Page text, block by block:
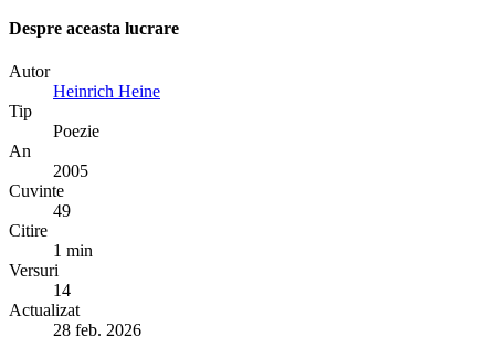
Despre aceasta lucrare
Autor
Heinrich Heine
Tip
Poezie
An
2005
Cuvinte
49
Citire
1 min
Versuri
14
Actualizat
28 feb. 2026